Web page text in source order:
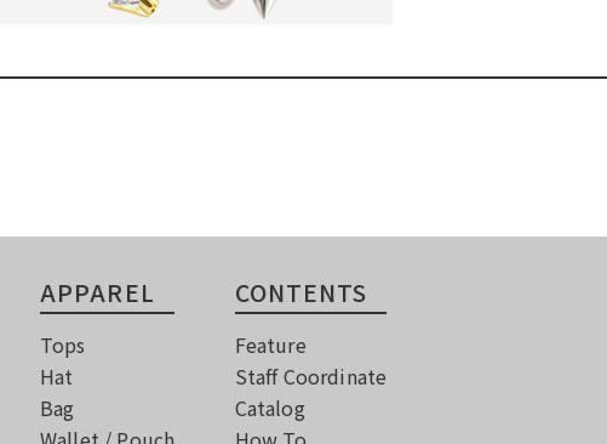
APPAREL
Tops
Hat
Bag
CONTENTS
Feature
Staff Coordinate
Catalog